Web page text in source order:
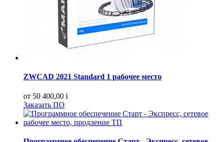
ZWCAD 2021 Standard 1 рабочее место
от 50 400,00 i
Заказать ПО